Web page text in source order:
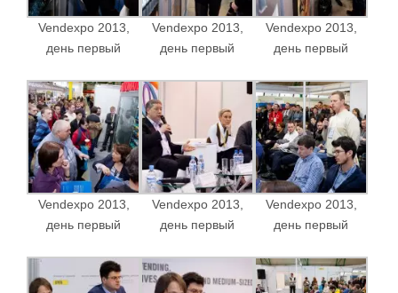
Vendexpo 2013,
день первый
Vendexpo 2013,
день первый
Vendexpo 2013,
день первый
Vendexpo 2013,
день первый
Vendexpo 2013,
день первый
Vendexpo 2013,
день первый